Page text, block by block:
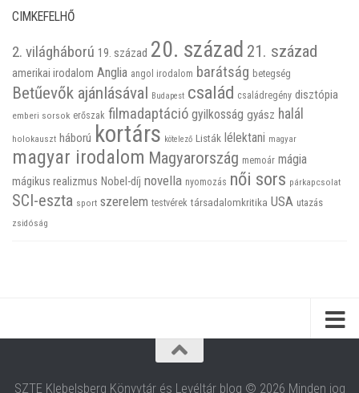
CIMKEFELHŐ
2. világháború 19. század 20. század 21. század
amerikai irodalom Anglia angol irodalom barátság betegség
Betűevők ajánlásával Budapest család családregény disztópia
emberi sorsok erőszak filmadaptáció gyilkosság gyász halál
holokauszt háború kortárs kötelező Listák lélektani magyar
magyar irodalom Magyarország memoár mágia
mágikus realizmus Nobel-díj novella nyomozás női sors párkapcsolat
SCI-eszta sport szerelem testvérek társadalomkritika USA utazás
zsidóság
SZTE Klebelsberg Könyvtár és Levéltár blog © 2026 Minden jog